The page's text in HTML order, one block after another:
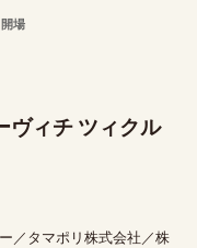
開場
ヴィチ ツィクル
／タマポリ株式会社／株